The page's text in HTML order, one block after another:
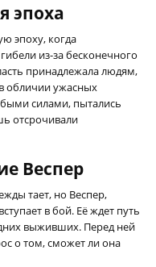
эпоха
эпоху, когда
из-за бесконечного
принадлежала людям,
обличии ужасных
силами, пытались
отсрочивали
Веспер
тает, но Веспер,
в бой. Её ждет путь
выживших. Перед ней
о том, сможет ли она